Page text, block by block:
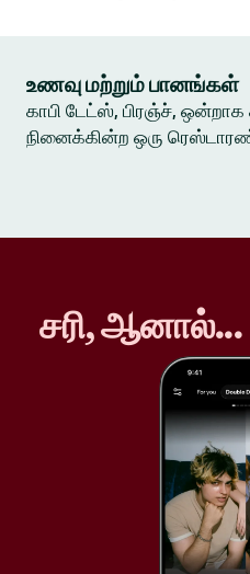
உணவு மற்றும் பானங்கள்
காபி டேட்ஸ், பிரஞ்ச்,
நினைக்கின்ற ஒரு
சரி, ஆனால்...